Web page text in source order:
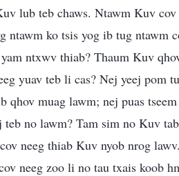
lub teb chaws. Ntawm Kuv
ntawm ko tsis yog ib tug ntawm
ntxwv thiab? Thaum Kuv
yuav teb li cas? Nej yeej pom
qhov muag lawm; nej puas
no lawm? Tam sim no Kuv
neeg thiab Kuv nyob nrog
neeg zoo li no tau txais koob